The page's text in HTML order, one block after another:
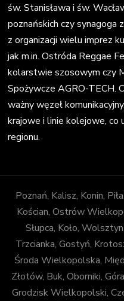
św. Stanisława i św.
poznańskich czy synagoga
z organizacji wielu imprez
jak m.in. Ostróda Reggae
kolarstwie szosowym czy
Spożywcze AGRO-
ważny węzeł
krajowe i linie kolejowe, co
regionu.
Poznań, Kalisz, Konin,
Kościan, Ostrów
Słupca, Koło,
Trzcianka, Gostyń,
Środa Wielkopolska,
Złotów, Buk, Oborniki,
Grodzisk Wielkopolski,